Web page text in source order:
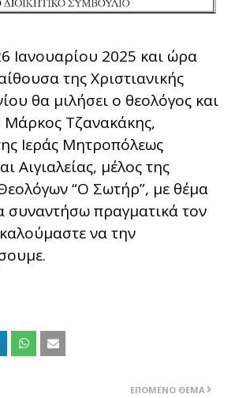
Ιανουαρίου 2025 και ώρα
της Χριστιανικής
θα μιλήσει ο θεολόγος και
Μάρκος Τζανακάκης,
Ιεράς Μητροπόλεως
Αιγιαλείας, μέλος της
“Ο Σωτήρ”, με θέμα
συναντήσω πραγματικά τον
να την
ΕΠΌΜΕΝΟ ΘΈΜΑ